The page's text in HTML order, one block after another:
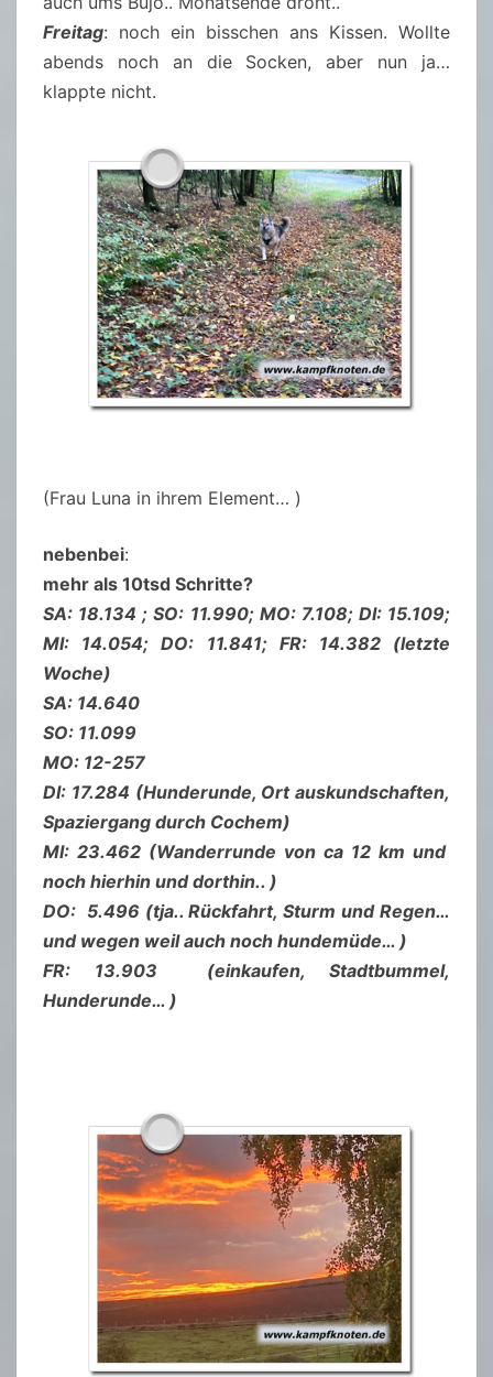
Freitag: noch ein bisschen ans Kissen. Wollte
abends noch an die Socken, aber nun ja…
klappte nicht.
(Frau Luna in ihrem Element… )
nebenbei:
mehr als 10tsd Schritte?
SA: 18.134 ; SO: 11.990; MO: 7.108; DI: 15.109;
MI: 14.054; DO: 11.841; FR: 14.382 (letzte
Woche)
SA: 14.640
SO: 11.099
MO: 12-257
DI: 17.284 (Hunderunde, Ort auskundschaften,
Spaziergang durch Cochem)
MI: 23.462 (Wanderrunde von ca 12 km und
noch hierhin und dorthin.. )
DO: 5.496 (tja.. Rückfahrt, Sturm und Regen…
und wegen weil auch noch hundemüde… )
FR: 13.903 (einkaufen, Stadtbummel,
Hunderunde… )